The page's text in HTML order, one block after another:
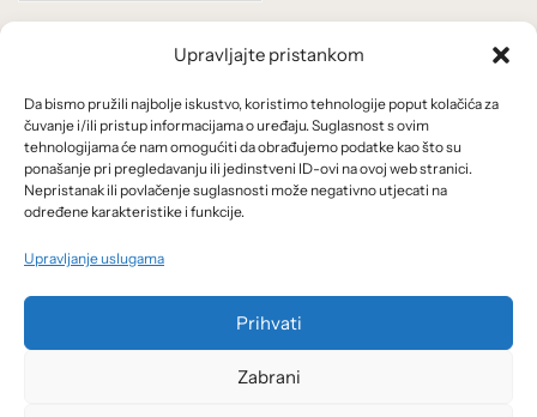
Upravljajte pristankom
Da bismo pružili najbolje iskustvo, koristimo tehnologije poput kolačića za
čuvanje i/ili pristup informacijama o uređaju. Suglasnost s ovim
tehnologijama će nam omogućiti da obrađujemo podatke kao što su
ponašanje pri pregledavanju ili jedinstveni ID-ovi na ovoj web stranici.
Nepristanak ili povlačenje suglasnosti može negativno utjecati na
određene karakteristike i funkcije.
Upravljanje uslugama
Prihvati
Zabrani
mjesecima:
Uvjeti korištenja
Politika privatnosti
Kolačići